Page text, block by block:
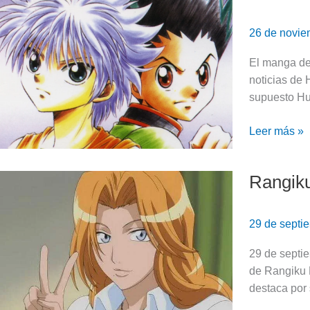
26 de
El manga
noticias de
supuesto
El
día
que
3
hiatus
Leer más »
29 de
29 de
de Rangiku
destaca por
Rangiku
Teniente
de
la
Décima